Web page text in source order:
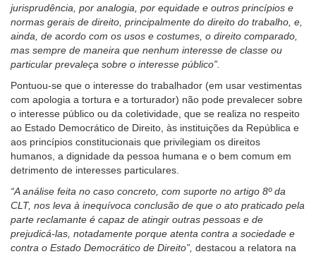
jurisprudência, por analogia, por equidade e outros princípios e
normas gerais de direito, principalmente do direito do trabalho, e,
ainda, de acordo com os usos e costumes, o direito comparado,
mas sempre de maneira que nenhum interesse de classe ou
particular prevaleça sobre o interesse público”.
Pontuou-se que o interesse do trabalhador (em usar vestimentas
com apologia a tortura e a torturador) não pode prevalecer sobre
o interesse público ou da coletividade, que se realiza no respeito
ao Estado Democrático de Direito, às instituições da República e
aos princípios constitucionais que privilegiam os direitos
humanos, a dignidade da pessoa humana e o bem comum em
detrimento de interesses particulares.
“A análise feita no caso concreto, com suporte no artigo 8º da
CLT, nos leva à inequívoca conclusão de que o ato praticado pela
parte reclamante é capaz de atingir outras pessoas e de
prejudicá-las, notadamente porque atenta contra a sociedade e
contra o Estado Democrático de Direito”, destacou a relatora na